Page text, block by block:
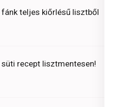
fánk teljes kiőrlésű lisztből
süti recept lisztmentesen!